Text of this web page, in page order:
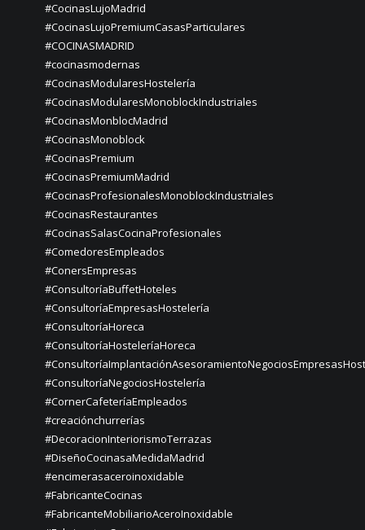
#CocinasLujoMadrid
#CocinasLujoPremiumCasasParticulares
#COCINASMADRID
#cocinasmodernas
#CocinasModularesHostelería
#CocinasModularesMonoblockIndustriales
#CocinasMonblocMadrid
#CocinasMonoblock
#CocinasPremium
#CocinasPremiumMadrid
#CocinasProfesionalesMonoblockIndustriales
#CocinasRestaurantes
#CocinasSalasCocinaProfesionales
#ComedoresEmpleados
#ConersEmpresas
#ConsultoríaBuffetHoteles
#ConsultoríaEmpresasHostelería
#ConsultoríaHoreca
#ConsultoríaHosteleríaHoreca
#ConsultoríaNegociosHostelería
#CornerCafeteríaEmpleados
#creaciónchurrerías
#DecoracionInteriorismoTerrazas
#DiseñoCocinasaMedidaMadrid
#encimerasaceroinoxidable
#FabricanteCocinas
#FabricanteMobiliarioAceroInoxidable